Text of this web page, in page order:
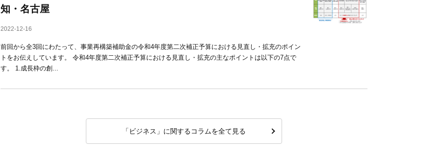
知・名古屋
2022-12-16
前回から全3回にわたって、事業再構築補助金の令和4年度第二次補正予算における見直し・拡充のポイン
トをお伝えしています。 令和4年度第二次補正予算における見直し・拡充の主なポイントは以下の7点で
す。 1.成長枠の創...
「ビジネス」に関するコラムを全て見る